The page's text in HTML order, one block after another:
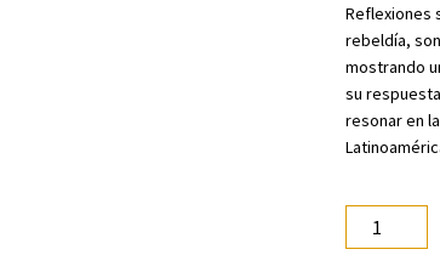
Reflexiones
rebeldía,
mostrando
su
resonar en
Las
calles